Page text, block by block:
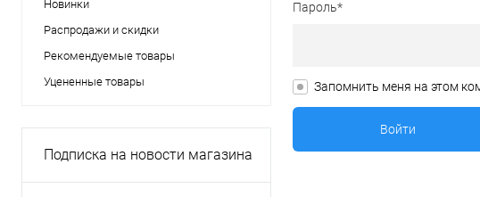
Новинки
Распродажи и скидки
Рекомендуемые товары
Уцененные товары
Подписка на новости магазина
Пароль*
Запомнить меня на этом